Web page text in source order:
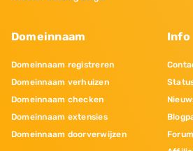
Domeinnaam
Domeinnaam registreren
Domeinnaam verhuizen
Domeinnaam checken
Domeinnaam extensies
Domeinnaam doorverwijzen
Info
Forum